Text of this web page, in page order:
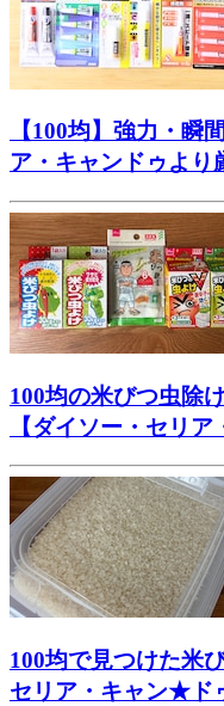
【100均】強力・瞬
ア・キャンドゥより
100均の米びつ虫除
【ダイソー・セリ
100均で見つけた米
セリア・キャン★ド